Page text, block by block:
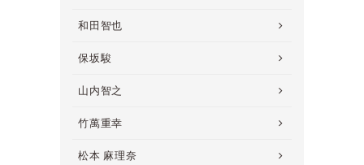
和田智也
保坂駿
山内智之
竹萬重幸
松本 麻理奈